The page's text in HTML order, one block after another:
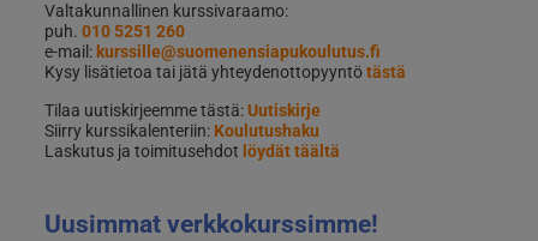
Valtakunnallinen kurssivaraamo:
puh. 010 5251 260
e-mail: kurssille@suomenensiapukoulutus.fi
Kysy lisätietoa tai jätä yhteydenottopyyntötästä
Tilaa uutiskirjeemme tästä:Uutiskirje
Siirry kurssikalenteriin: Koulutushaku
Laskutus ja toimitusehdot löydät täältä
Uusimmat verkkokurssimme!